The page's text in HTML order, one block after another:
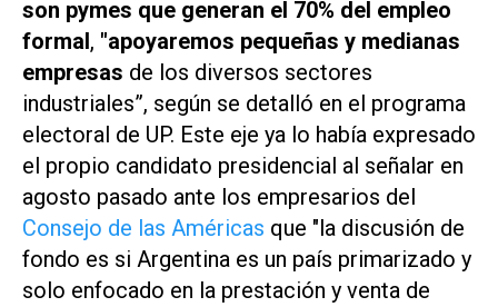
son pymes que generan el 70% del empleo
formal, "apoyaremos pequeñas y medianas
empresas de los diversos sectores
industriales”, según se detalló en el programa
electoral de UP. Este eje ya lo había expresado
el propio candidato presidencial al señalar en
agosto pasado ante los empresarios del
Consejo de las Américas que "la discusión de
fondo es si Argentina es un país primarizado y
solo enfocado en la prestación y venta de